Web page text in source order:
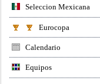
Seleccion Mexicana
Eurocopa
Calendario
Equipos